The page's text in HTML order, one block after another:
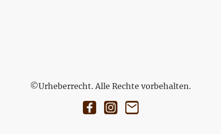
©Urheberrecht. Alle Rechte vorbehalten.